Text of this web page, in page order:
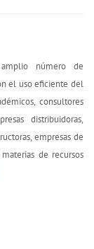
número de
el uso eficiente del
consultores
distribuidoras,
empresas de
de recursos